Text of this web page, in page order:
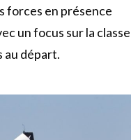
forces en présence
un focus sur la classe
au départ.